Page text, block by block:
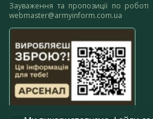
Зауваження та пропозиції по
webmaster@armyinform.com.ua